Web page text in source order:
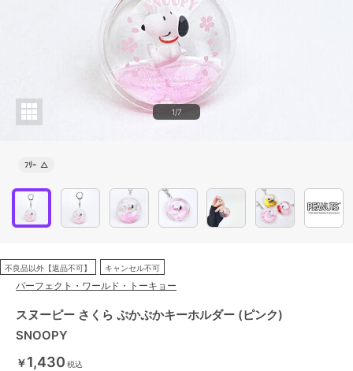
1/7
ﾌﾘｰ △
不良品以外【返品不可】 キャンセル不可
パーフェクト・ワールド・トーキョー
スヌーピー さくら ぷかぷかキーホルダー (ピンク)
SNOOPY
￥1,430 税込